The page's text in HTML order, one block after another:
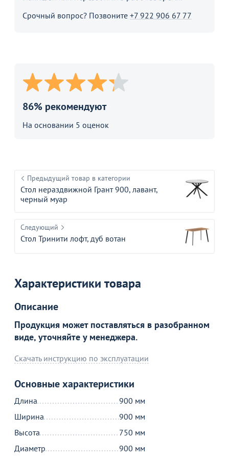
Срочный вопрос? Позвоните +7 922 906 67 77
86% рекомендуют
На основании 5 оценок
Предыдущий товар в категории
Стол нераздвижной Грант 900, лавант,
черный муар
Следующий
Стол Тринити лофт, дуб вотан
Характеристики товара
Описание
Продукция может поставляться в разобранном
виде, уточняйте у менеджера.
Скачать инструкцию по эксплуатации
Основные характеристики
Длина
900 мм
Ширина
900 мм
Высота
750 мм
Диаметр
900 мм
Стол нераздвижной Грант 900, даркстоун, черный
12 990